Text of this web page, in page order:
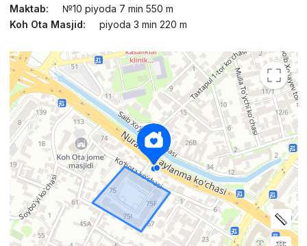
Maktab:
№10 piyoda 7 min 550 m
Koh Ota Masjid:
piyoda 3 min 220 m